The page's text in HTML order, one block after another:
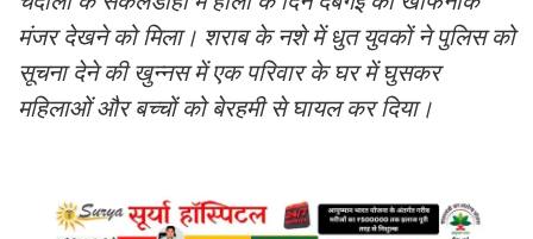
मंजर देखने को मिला। शराब के नशे में धुत युवकों ने पुलिस को
सूचना देने की खुन्नस में एक परिवार के घर में घुसकर
महिलाओं और बच्चों को बेरहमी से घायल कर दिया।